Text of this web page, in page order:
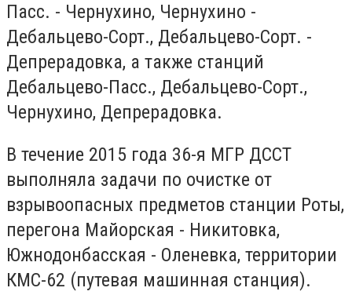
Пасс. - Чернухино, Чернухино -
Дебальцево-Сорт., Дебальцево-Сорт. -
Депрерадовка, а также станций
Дебальцево-Пасс., Дебальцево-Сорт.,
Чернухино, Депрерадовка.
В течение 2015 года 36-я МГР ДССТ
выполняла задачи по очистке от
взрывоопасных предметов станции Роты,
перегона Майорская - Никитовка,
Южнодонбасская - Оленевка, территории
КМС-62 (путевая машинная станция).